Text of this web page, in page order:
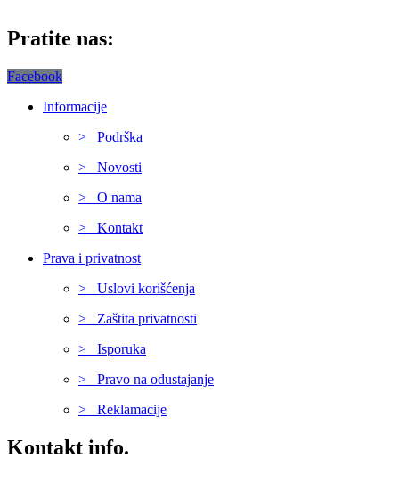
Pratite nas:
Facebook
Informacije
> Podrška
> Novosti
> O nama
> Kontakt
Prava i privatnost
> Uslovi korišćenja
> Zaštita privatnosti
> Isporuka
> Pravo na odustajanje
> Reklamacije
Kontakt info.